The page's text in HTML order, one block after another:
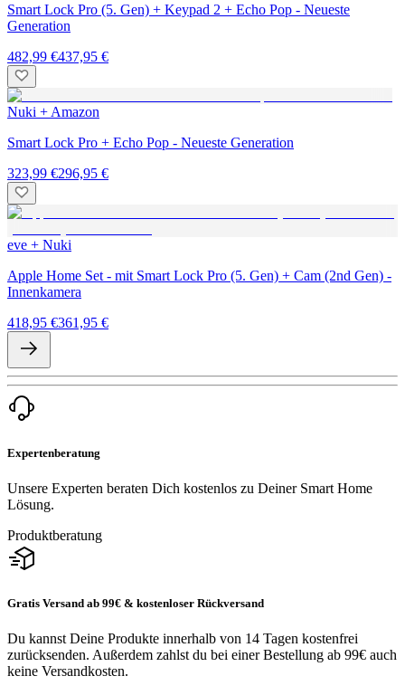
Smart Lock Pro (5. Gen) + Keypad 2 + Echo Pop - Neueste
Generation
482,99 €437,95 €
Nuki + Amazon
Smart Lock Pro + Echo Pop - Neueste Generation
323,99 €296,95 €
eve + Nuki
Apple Home Set - mit Smart Lock Pro (5. Gen) + Cam (2nd Gen) -
Innenkamera
418,95 €361,95 €
Expertenberatung
Unsere Experten beraten Dich kostenlos zu Deiner Smart Home
Lösung.
Produktberatung
Gratis Versand ab 99€ & kostenloser Rückversand
Du kannst Deine Produkte innerhalb von 14 Tagen kostenfrei
zurücksenden. Außerdem zahlst du bei einer Bestellung ab 99€ auch
keine Versandkosten.